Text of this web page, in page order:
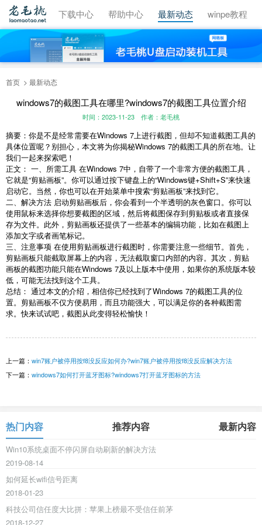
视频教程 下载中心 帮助中心 最新动态 winpe教程
首页 最新动态
windows7的截图工具在哪里?windows7的截图工具位置介绍
时间：2023-11-23 作者：老毛桃
摘要：你是不是经常需要在Windows 7上进行截图，但却不知道截图工具的
具体位置呢？别担心，本文将为你揭秘Windows 7的截图工具的所在地。让
我们一起来探索吧！
正文： 一、所需工具 在Windows 7中，自带了一个非常方便的截图工具，
它就是“剪贴画板”。你可以通过按下键盘上的“Windows键+Shift+S”来快速
启动它。当然，你也可以在开始菜单中搜索“剪贴画板”来找到它。
二、解决方法 启动剪贴画板后，你会看到一个半透明的灰色窗口。你可以
使用鼠标来选择你想要截图的区域，然后将截图保存到剪贴板或者直接保
存为文件。此外，剪贴画板还提供了一些基本的编辑功能，比如在截图上
添加文字或者画笔标记。
三、注意事项 在使用剪贴画板进行截图时，你需要注意一些细节。首先，
剪贴画板只能截取屏幕上的内容，无法截取窗口内部的内容。其次，剪贴
画板的截图功能只能在Windows 7及以上版本中使用，如果你的系统版本较
低，可能无法找到这个工具。
总结： 通过本文的介绍，相信你已经找到了Windows 7的截图工具的位
置。剪贴画板不仅方便易用，而且功能强大，可以满足你的各种截图需
求。快来试试吧，截图从此变得轻松愉快！
上一篇： win7账户被停用按f8没反应如何办?win7账户被停用按f8没反应解决方法
下一篇： windows7如何打开蓝牙图标?windows7打开蓝牙图标的方法
热门内容 推荐内容 最新内容
Win10系统桌面不停闪屏自动刷新的解决方法
2019-08-14
如何延长wifi信号距离
2018-01-23
科技公司信任度大比拼：苹果上榜最不受信任前茅
2018-12-27